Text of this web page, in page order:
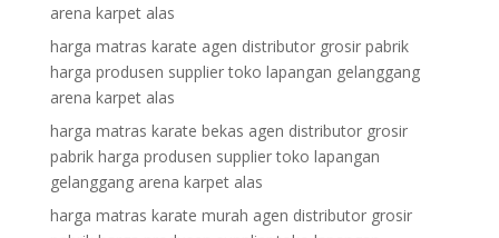
arena karpet alas
harga matras karate agen distributor grosir pabrik
harga produsen supplier toko lapangan gelanggang
arena karpet alas
harga matras karate bekas agen distributor grosir
pabrik harga produsen supplier toko lapangan
gelanggang arena karpet alas
harga matras karate murah agen distributor grosir